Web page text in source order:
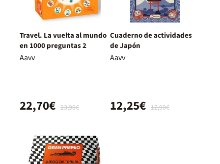
Travel. La vuelta al mundo
en 1000 preguntas 2
Aavv
23,90€
22,70€
Cuaderno de actividades
de Japón
Aavv
12,90€
12,25€